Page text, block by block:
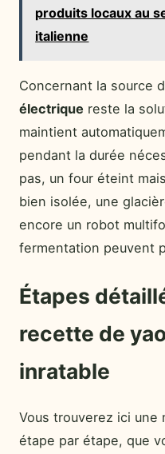
produits locaux au
italienne
Concernant la source
électrique reste la
maintient
pendant la durée
pas, un four éteint
bien isolée, une
encore un robot
fermentation peuvent
Étapes
recette de
inratable
Vous trouverez ici une
étape par étape, que